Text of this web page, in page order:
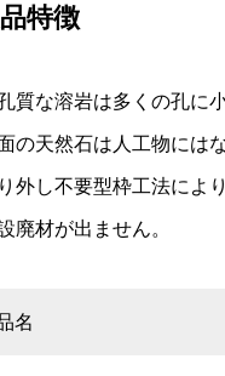
特徴
質な溶岩は多くの孔に
の天然石は人工物には
外し不要型枠工法によ
廃材が出ません。
名